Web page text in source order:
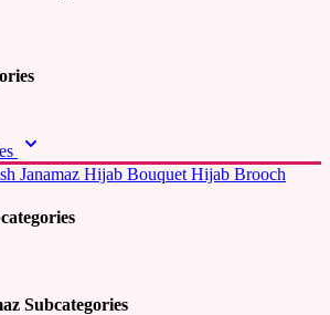
Janamaz Hijab Bouquet Hijab Brooch
Subcategories